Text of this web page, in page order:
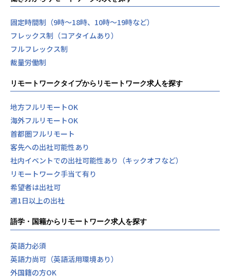
固定時間制（9時～18時、10時～19時など）
フレックス制（コアタイムあり）
フルフレックス制
裁量労働制
リモートワークタイプからリモートワーク求人を探す
地方フルリモートOK
海外フルリモートOK
首都圏フルリモート
客先への出社可能性あり
社内イベントでの出社可能性あり（キックオフなど）
リモートワーク手当て有り
希望者は出社可
週1日以上の出社
語学・国籍からリモートワーク求人を探す
英語力必須
英語力尚可（英語活用環境あり）
外国籍の方OK